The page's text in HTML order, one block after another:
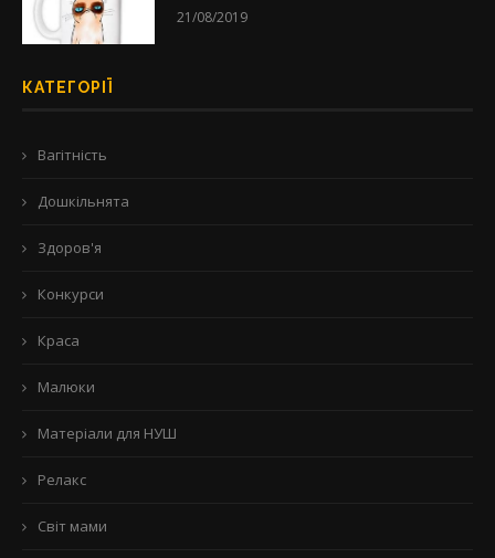
21/08/2019
КАТЕГОРІЇ
Вагітність
Дошкільнята
Здоров'я
Конкурси
Краса
Малюки
Матеріали для НУШ
Релакс
Світ мами